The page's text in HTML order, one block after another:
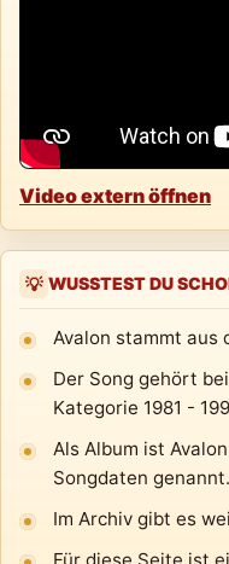
Video extern öffnen
💡 WUSSTEST DU
Avalon stammt aus
Der Song gehört
Kategorie 1981 -
Als Album ist
Songdaten genannt.
Im Archiv gibt es